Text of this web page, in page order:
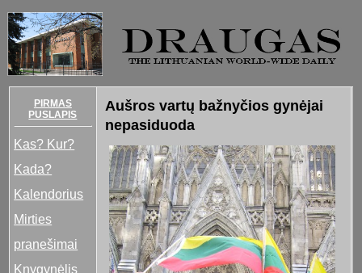
PIRMAS
PUSLAPIS
Kas? Kur?
Kada?
Kalendorius
Mirties
pranešimai
Knygynėlis
Aušros vartų bažnyčios gynėjai
nepasiduoda